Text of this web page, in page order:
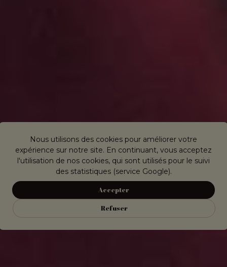
Nous utilisons des cookies pour améliorer votre
expérience sur notre site. En continuant, vous acceptez
l'utilisation de nos cookies, qui sont utilisés pour le suivi
des statistiques (service Google).
Accepter
Refuser